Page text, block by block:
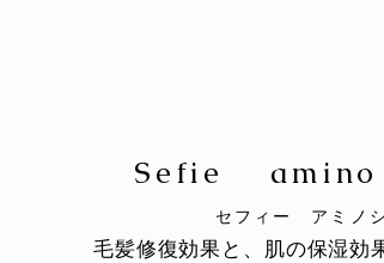
Sefie amino
セフィー アミノ
毛髪修復効果と、肌の保湿効